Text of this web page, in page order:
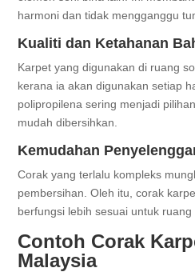
harmoni dan tidak mengganggu
Kualiti dan Ketahanan
Karpet yang digunakan di ruang
kerana ia akan digunakan setiap
polipropilena sering menjadi
mudah dibersihkan.
Kemudahan
Corak yang terlalu kompleks
pembersihan. Oleh itu, corak
berfungsi lebih sesuai untuk ruang
Contoh Corak
Malaysia